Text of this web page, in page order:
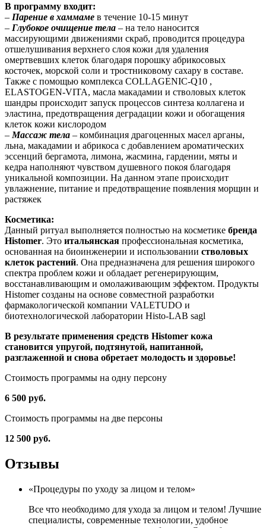
В программу входит:
– Парение в хаммаме в течение 10-15 минут
– Глубокое очищение тела – на тело наносится
массирующими движениями скраб, проводится процедура
отшелушивания верхнего слоя кожи для удаления
омертвевших клеток благодаря порошку абрикосовых
косточек, морской соли и тростниковому сахару в составе.
Также с помощью комплекса COLLAGENIC-Q10 ,
ELASTOGEN-VITA, масла макадамии и стволовых клеток
шандры происходит запуск процессов синтеза коллагена и
эластина, предотвращения деградации кожи и обогащения
клеток кожи кислородом
– Массаж тела – комбинация драгоценных масел арганы,
льна, макадамии и абрикоса с добавлением ароматических
эссенций бергамота, лимона, жасмина, гардении, мяты и
кедра наполняют чувством душевного покоя благодаря
уникальной композиции. На данном этапе происходит
увлажнение, питание и предотвращение появления морщин и
растяжек
Косметика:
Данный ритуал выполняется полностью на косметике бренда
Histomer. Это итальянская профессиональная косметика,
основанная на биоинженерии и использовании стволовых
клеток растений. Она предназначена для решения широкого
спектра проблем кожи и обладает регенерирующим,
восстанавливающим и омолаживающим эффектом. Продукты
Histomer созданы на основе совместной разработки
фармакологической компании VALETUDO и
биотехнологической лаборатории Histo-LAB sagl
В результате применения средств Histomer кожа
становится упругой, подтянутой, напитанной,
разглаженной и снова обретает молодость и здоровье!
Стоимость программы на одну персону
6 500 руб.
Стоимость программы на две персоны
12 500 руб.
Отзывы
«Процедуры по уходу за лицом и телом»
Все что необходимо для ухода за лицом и телом! Лучшие
специалисты, современные технологии, удобное